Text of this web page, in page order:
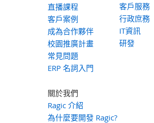
直播課程
客戶案例
成為合作夥伴
校園推廣計畫
常見問題
ERP 名詞入門
客戶服務
行政庶務
IT資訊
研發
關於我們
Ragic 介紹
為什麼要開發 Ragic?